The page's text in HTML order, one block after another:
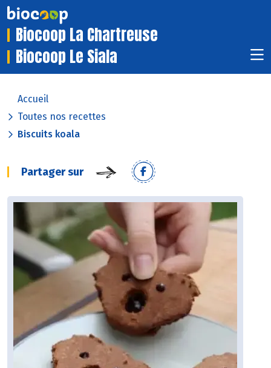
Biocoop La Chartreuse
Biocoop Le Siala
Accueil
Toutes nos recettes
Biscuits koala
Partager sur